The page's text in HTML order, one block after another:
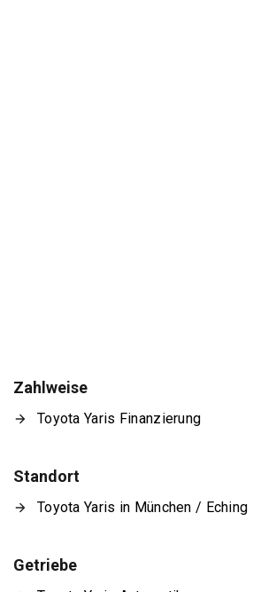
Zahlweise
Toyota Yaris Finanzierung
Standort
Toyota Yaris in München / Eching
Getriebe